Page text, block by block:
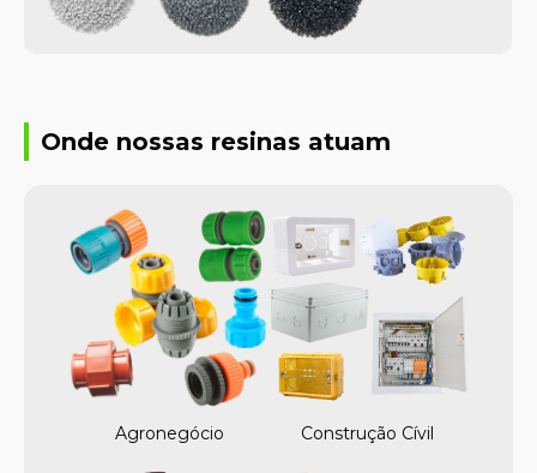
Onde nossas resinas atuam
Agronegócio Construção Cívil